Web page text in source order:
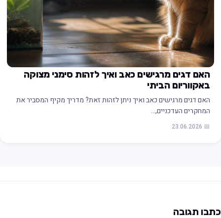
האם דגים מרגישים כאב ואיך לזהות סימני מצוקה
באקווריום הביתי
האם דגים מרגישים כאב ואיך ניתן לזהות זאת? מדריך מקיף המסביר את
המחקרים העדכניים,…
📅 23.06.2026
תגובה